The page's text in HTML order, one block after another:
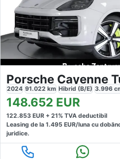
Porsche Cayenne
2024 91.022 km Hibrid (B/E) 3.996
148.652 EUR
122.853 EUR + 21% TVA deductibil
Leasing de la 1.495 EUR/luna cu
juridice.